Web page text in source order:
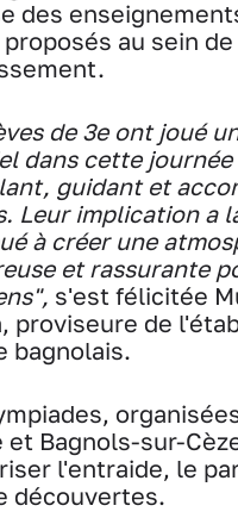
des
au sein de
de 3e ont joué
dans cette journée
guidant et
Leur implication a
à créer une
et rassurante
s'est félicitée
proviseure de
bagnolais.
et Bagnols-sur-
l'entraide, le
découvertes.